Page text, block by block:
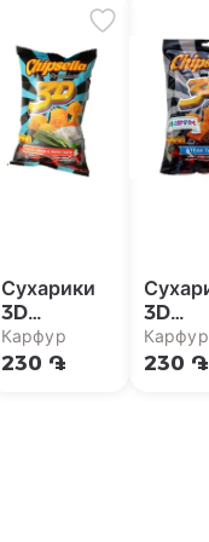
Сухарики
3D
Подушечки
со вкусом
Карфур
230 ֏
3D
со
Карфур
230 ֏